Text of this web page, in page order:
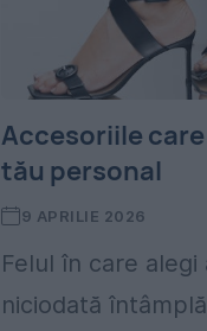
Accesoriile
tău personal
9 APRILIE 2026
Felul în care
niciodată